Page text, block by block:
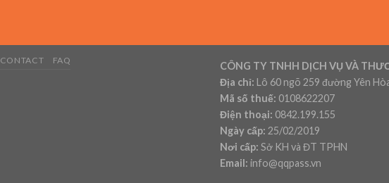
CÔNG TY TNHH DỊCH VỤ VÀ
Địa chỉ: Lô 60 ngõ 259 đường Yên
Mã số thuế: 0108622207
Điện thoại: 0842.199.155
Ngày cấp: 25/02/2019
Nơi cấp: Sở KH và ĐT TPHN
Email: info@qqpass.vn
CONTACT FAQ